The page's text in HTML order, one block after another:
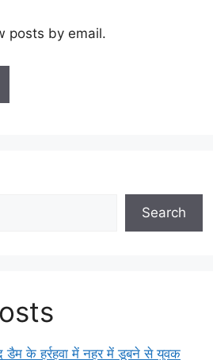
posts by email.
Search
के हर्रहवा में नहर में डूबने से युवक